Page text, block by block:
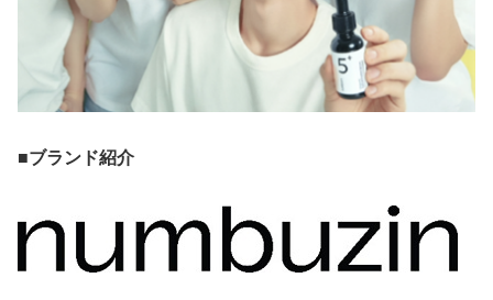
■ブランド紹介